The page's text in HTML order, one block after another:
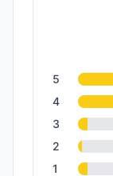
5
4
3
2
1